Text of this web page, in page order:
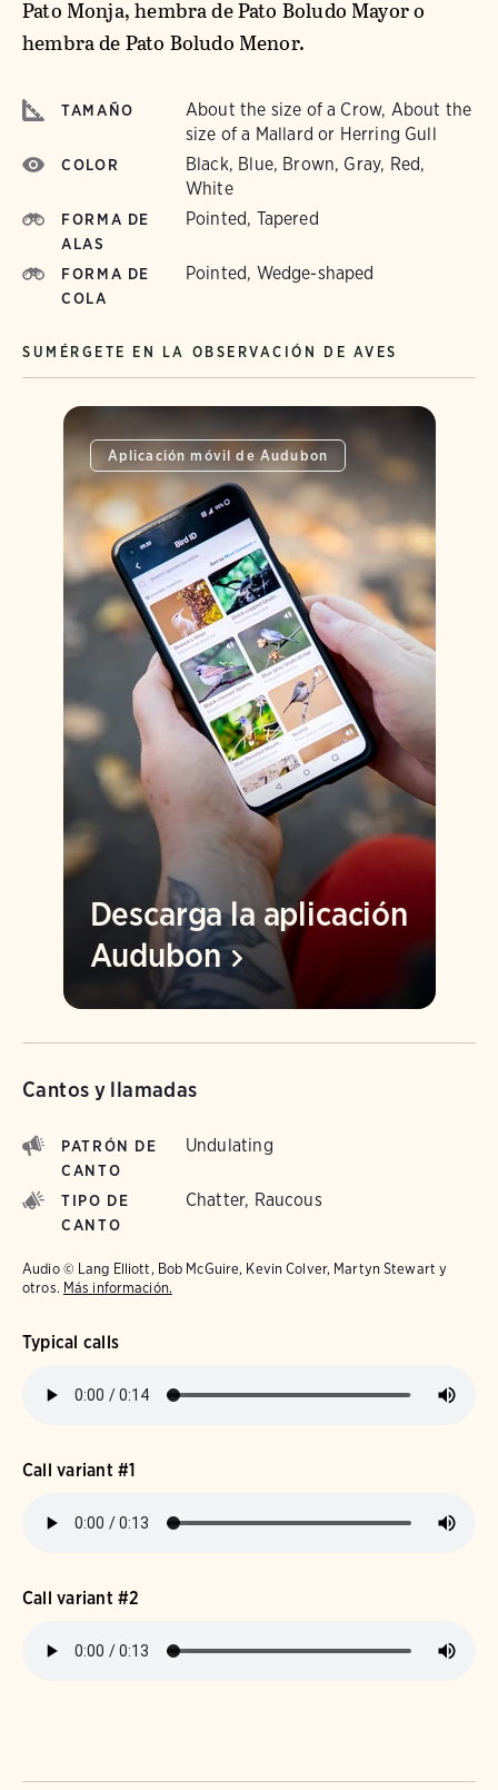
Pato Monja, hembra de Pato Boludo Mayor o
hembra de Pato Boludo Menor.
TAMAÑO
About the size of a Crow, About the
size of a Mallard or Herring Gull
COLOR
Black, Blue, Brown, Gray, Red,
White
FORMA DE
ALAS
Pointed, Tapered
FORMA DE
COLA
Pointed, Wedge-shaped
SUMÉRGETE EN LA OBSERVACIÓN DE AVES
Aplicación móvil de Audubon
Descarga la aplicación
Audubon
Cantos y llamadas
PATRÓN DE
CANTO
Undulating
TIPO DE
CANTO
Chatter, Raucous
Audio © Lang Elliott, Bob McGuire, Kevin Colver, Martyn Stewart y
otros. Más información.
Typical calls
Call variant #1
Call variant #2